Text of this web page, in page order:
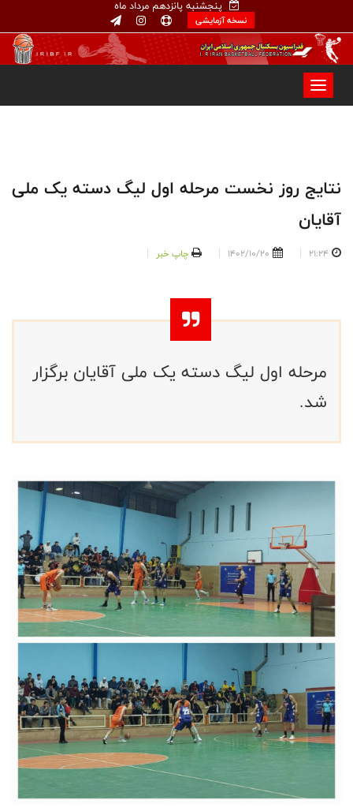
پنجشنبه پانزدهم مرداد ماه
نسخه آزمایشی
نتایج روز نخست مرحله اول لیگ دسته یک ملی
آقایان
21:24
1402/10/20 چاپ خبر
مرحله اول لیگ دسته یک ملی آقایان برگزار
شد. ‌